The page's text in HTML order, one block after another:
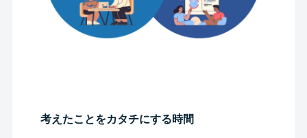
考えたことをカタチにする時間